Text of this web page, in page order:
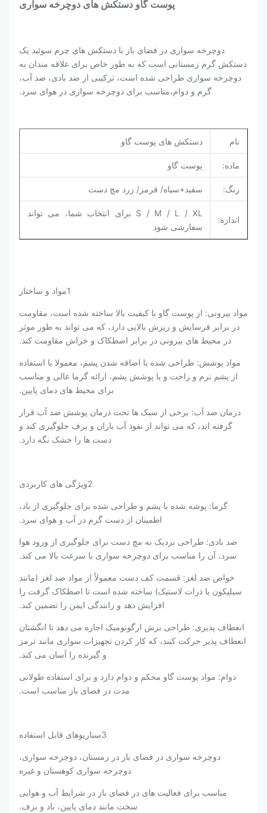
پوست گاو دستکش های دوچرخه سواری
دوچرخه سواری در فضای باز با دستکش های چرم سوئید یک
دستکش گرم زمستانی است که به طور خاص برای علاقه مندان به
دوچرخه سواری طراحی شده است، ترکیبی از ضد بادی، ضد آب،
گرم و دوام،مناسب برای دوچرخه سواری در هوای سرد.
نام دستکش های پوست گاو
ماده: پوست گاو
رنگ: سفید+سیاه/ قرمز/ زرد مچ دست
اندازه:
S / M / L / XL برای انتخاب شما، می تواند
سفارشی شود
1مواد و ساختار
مواد بیرونی: از پوست گاو با کیفیت بالا ساخته شده است، مقاومت
در برابر فرسایش و ریزش بالایی دارد، که می تواند به طور موثر
در محیط های بیرونی در برابر اصطکاک و خراش مقاومت کند.
مواد پوشش: طراحی شده با اضافه شدن پشم، معمولا با استفاده
از پشم نرم و راحت و یا پوشش پشم، ارائه گرما عالی و مناسب
برای محیط های دمای پایین.
درمان ضد آب: برخی از سبک ها تحت درمان پوشش ضد آب قرار
گرفته اند، که می تواند از نفوذ آب باران و برف جلوگیری کند و
دست ها را خشک نگه دارد.
2ویژگی های کاربردی
گرما: پوشه شده با پشم و طراحی شده برای جلوگیری از باد،
اطمینان از دست گرم در آب و هوای سرد.
ضد بادی: طراحی نزدیک به مچ دست برای جلوگیری از ورود هوا
سرد، آن را مناسب برای دوچرخه سواری با سرعت بالا می کند.
خواص ضد لغز: قسمت کف دست معمولاً از مواد ضد لغز (مانند
سیلیکون یا ذرات لاستیک) ساخته شده است تا اصطکاک گرفت را
افزایش دهد و رانندگی ایمن را تضمین کند.
انعطاف پذیری: طراحی برش ارگونومیک اجازه می دهد تا انگشتان
انعطاف پذیر حرکت کنند، که کار کردن تجهیزات سواری مانند ترمز
و گیرنده را آسان می کند.
دوام: مواد پوست گاو محکم و دوام دارد و برای استفاده طولانی
مدت در فضای باز مناسب است.
3سناریوهای قابل استفاده
دوچرخه سواری در فضای باز در زمستان، دوچرخه سواری،
دوچرخه سواری کوهستان و غیره
مناسب برای فعالیت های در فضای باز در شرایط آب و هوایی
سخت مانند دمای پایین، باد و برف.